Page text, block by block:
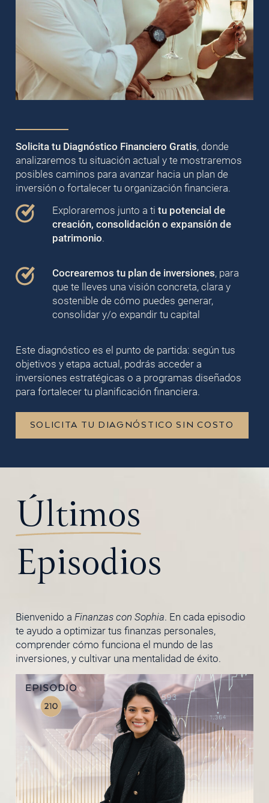
Solicita tu Diagnóstico Financiero Gratis, donde
analizaremos tu situación actual y te mostraremos
posibles caminos para avanzar hacia un plan de
inversión o fortalecer tu organización financiera.
Exploraremos junto a ti tu potencial de
creación, consolidación o expansión de
patrimonio.
Cocrearemos tu plan de inversiones, para
que te lleves una visión concreta, clara y
sostenible de cómo puedes generar,
consolidar y/o expandir tu capital
Este diagnóstico es el punto de partida: según tus
objetivos y etapa actual, podrás acceder a
inversiones estratégicas o a programas diseñados
para fortalecer tu planificación financiera.
SOLICITA TU DIAGNÓSTICO SIN COSTO
Últimos
Episodios
Bienvenido a Finanzas con Sophia. En cada episodio
te ayudo a optimizar tus finanzas personales,
comprender cómo funciona el mundo de las
inversiones, y cultivar una mentalidad de éxito.